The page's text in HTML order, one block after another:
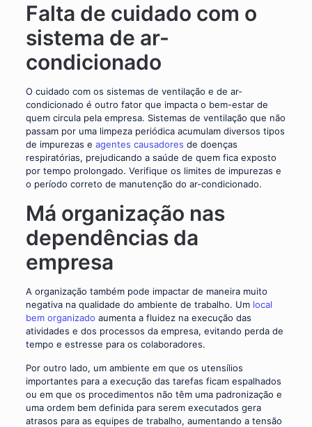
Falta de cuidado com o
sistema de ar-
condicionado
O cuidado com os sistemas de ventilação e de ar-
condicionado é outro fator que impacta o bem-estar de
quem circula pela empresa. Sistemas de ventilação que não
passam por uma limpeza periódica acumulam diversos tipos
de impurezas e agentes causadores de doenças
respiratórias, prejudicando a saúde de quem fica exposto
por tempo prolongado. Verifique os limites de impurezas e
o período correto de manutenção do ar-condicionado.
Má organização nas
dependências da
empresa
A organização também pode impactar de maneira muito
negativa na qualidade do ambiente de trabalho. Um local
bem organizado aumenta a fluidez na execução das
atividades e dos processos da empresa, evitando perda de
tempo e estresse para os colaboradores.
Por outro lado, um ambiente em que os utensílios
importantes para a execução das tarefas ficam espalhados
ou em que os procedimentos não têm uma padronização e
uma ordem bem definida para serem executados gera
atrasos para as equipes de trabalho, aumentando a tensão